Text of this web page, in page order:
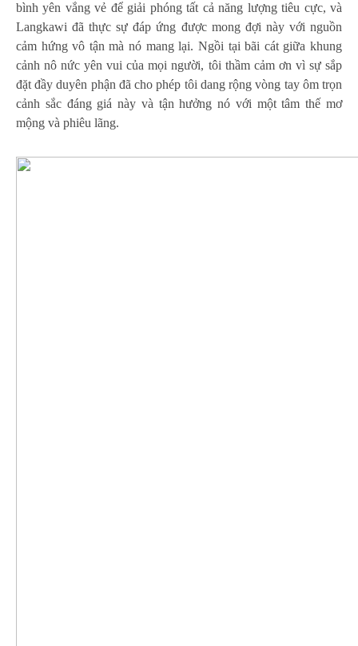
bình yên vắng vẻ để giải phóng tất cả năng lượng tiêu cực, và
Langkawi đã thực sự đáp ứng được mong đợi này với nguồn
cảm hứng vô tận mà nó mang lại. Ngồi tại bãi cát giữa khung
cảnh nô nức yên vui của mọi người, tôi thầm cảm ơn vì sự sắp
đặt đầy duyên phận đã cho phép tôi dang rộng vòng tay ôm trọn
cảnh sắc đáng giá này và tận hưởng nó với một tâm thế mơ
mộng và phiêu lãng.